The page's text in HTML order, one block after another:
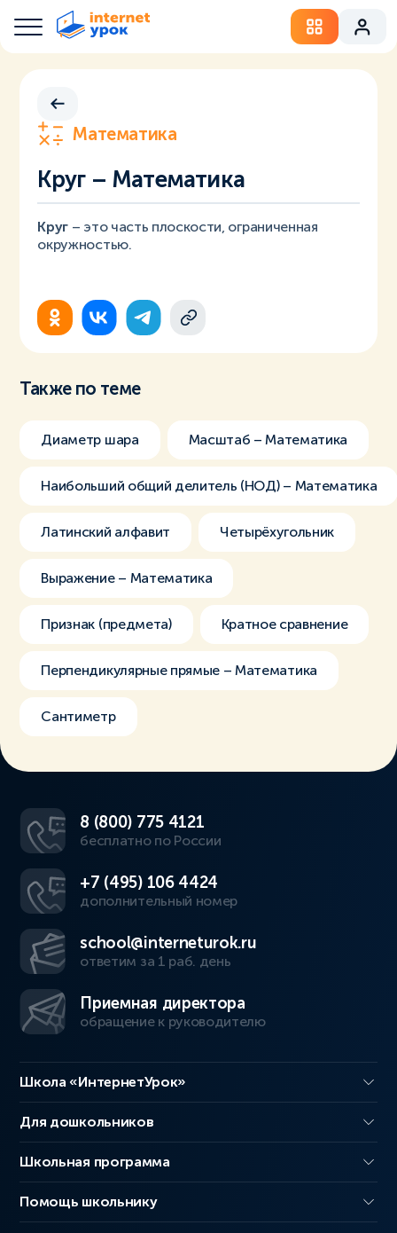
Математика
Круг – Математика
Круг – это часть плоскости, ограниченная
окружностью.
Также по теме
Диаметр шара Масштаб – Математика
Наибольший общий делитель (НОД) – Математика
Латинский алфавит Четырёхугольник
Выражение – Математика
Признак (предмета) Кратное сравнение
Перпендикулярные прямые – Математика
Сантиметр
8 (800) 775 4121
бесплатно по России
+7 (495) 106 4424
дополнительный номер
school@interneturok.ru
ответим за 1 раб. день
Приемная директора
обращение к руководителю
Школа «ИнтернетУрок»
Для дошкольников
Школьная программа
Помощь школьнику